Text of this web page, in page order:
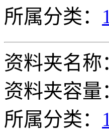
所属分类：
资料夹名称
资料夹容量
所属分类：